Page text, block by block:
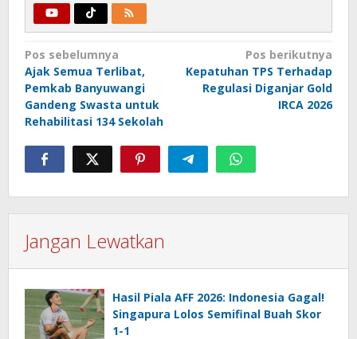
Navigasi
pos
Pos sebelumnya
Ajak Semua Terlibat,
Pemkab Banyuwangi
Gandeng Swasta untuk
Rehabilitasi 134 Sekolah
Pos berikutnya
Kepatuhan TPS Terhadap
Regulasi Diganjar Gold
IRCA 2026
Jangan Lewatkan
Hasil Piala AFF 2026: Indonesia Gagal!
Singapura Lolos Semifinal Buah Skor
1-1